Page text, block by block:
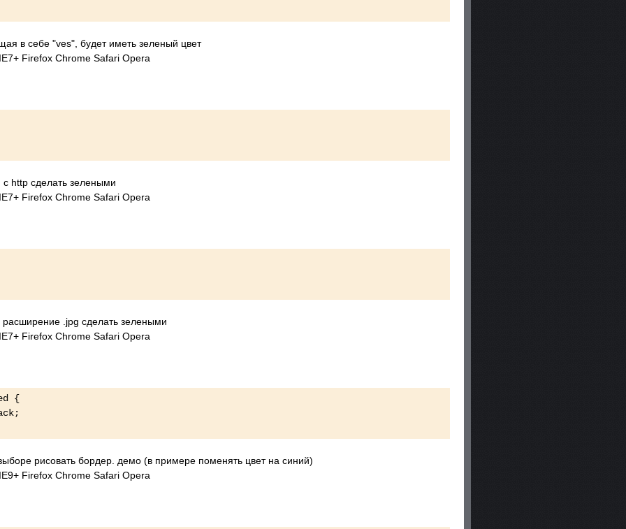
в себе "ves", будет иметь зеленый цвет
Firefox Chrome Safari Opera
http сделать зелеными
Firefox Chrome Safari Opera
расширение .jpg сделать зелеными
Firefox Chrome Safari Opera
{
рисовать бордер. демо (в примере поменять цвет на синий)
Firefox Chrome Safari Opera